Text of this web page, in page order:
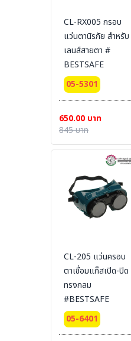
CL-RX005 กรอบ
แว่นตานิรภัย สำหรับ
เลนส์สายตา #
BESTSAFE
05-5301
650.00 บาท
845 บาท
CL-205 แว่นครอบ
ตาเชื่อมแก็สเปิด-ปิด
ทรงกลม
#BESTSAFE
05-6401